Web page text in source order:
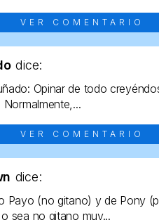
VER COMENTARIO
dice:
Opinar de todo
Normalmente,...
VER COMENTARIO
dice:
Payo (no gitano) y de Pony
sea no gitano muy...